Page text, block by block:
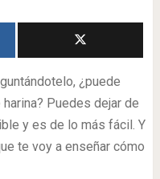
¿puede
Puedes dejar de
y es de lo más fácil. Y
te voy a enseñar cómo